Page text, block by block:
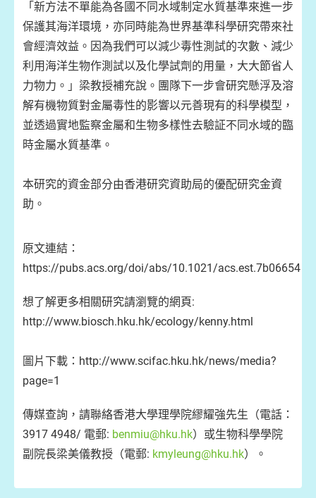
「新方法不單能為各國不同水域制定水質基準來進一步
保護其海洋環境，亦同時能為世界基準科學研究帶來社
會經濟效益。因為我們可以減少毒性測試的次數、減少
利用海洋生物作測試以及化學試劑的用量，大大節省人
力物力。」梁教授補充說。團隊下一步會研究懸浮及溶
解有機物質對金屬毒性的影響以元善現有的科學模型，
並透過實地監察金屬和生物多樣性去驗証不同水域的臨
時金屬水質基準。
本研究的資金部分由香港研究資助局的優配研究金資
助。
原文連結：
https://pubs.acs.org/doi/abs/10.1021/acs.est.7b06654
想了解更多相關研究請瀏覽的網頁:
http://www.biosch.hku.hk/ecology/kenny.html
圖片下載：http://www.scifac.hku.hk/news/media?
page=1
傳媒查詢，請聯絡香港大學理學院繆耀強先生（電話：
3917 4948/ 電郵: benmiu@hku.hk）或生物科學學院
副院長梁美儀教授（電郵: kmyleung@hku.hk）。